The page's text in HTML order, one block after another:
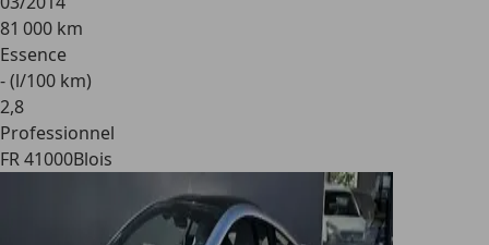
81 000 km
Essence
- (l/100 km)
2,8
Professionnel
FR 41000Blois